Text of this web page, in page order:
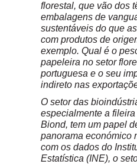
florestal, que vão dos
embalagens de
sustentáveis do que
com produtos de
exemplo. Qual é o
papeleira no setor
portuguesa e o seu
indireto nas
O setor das
especialmente a
Biond, tem um papel
panorama económico
com os dados do
Estatística (INE), o